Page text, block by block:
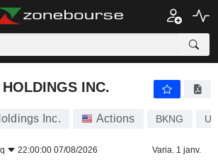
INC.
INC.
Inc. Actions BKNG
22:00:00 07/08/2026 Varia. 1 janv.